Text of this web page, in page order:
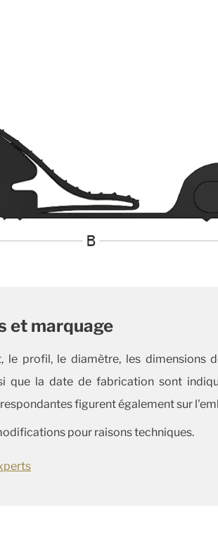
et marquage
le profil, le diamètre, les dimensions
que la date de fabrication sont
figurent également sur
pour raisons techniques.